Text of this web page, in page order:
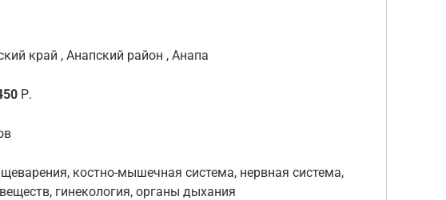
край , Анапский район , Анапа
Р.
костно-мышечная система, нервная система,
гинекология, органы дыхания